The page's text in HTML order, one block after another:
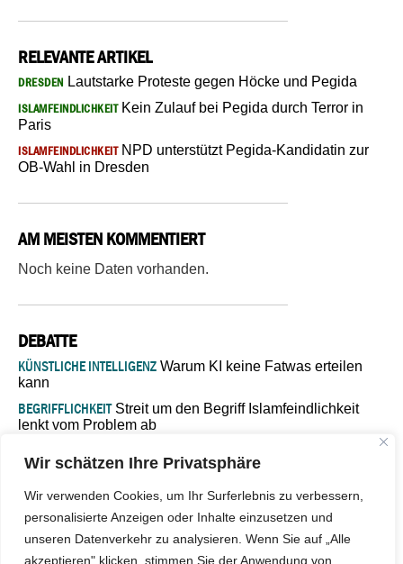
Wir schätzen Ihre Privatsphäre
Wir verwenden Cookies, um Ihr Surferlebnis zu verbessern,
personalisierte Anzeigen oder Inhalte einzusetzen und
unseren Datenverkehr zu analysieren. Wenn Sie auf „Alle
akzeptieren" klicken, stimmen Sie der Anwendung von
RELEVANTE ARTIKEL
DRESDEN Lautstarke Proteste gegen Höcke und Pegida
ISLAMFEINDLICHKEITKein Zulauf bei Pegida durch Terror in
Paris
ISLAMFEINDLICHKEITNPD unterstützt Pegida-Kandidatin zur
OB-Wahl in Dresden
AM MEISTEN KOMMENTIERT
Noch keine Daten vorhanden.
DEBATTE
KÜNSTLICHE INTELLIGENZ Warum KI keine Fatwas erteilen
kann
BEGRIFFLICHKEITStreit um den Begriff Islamfeindlichkeit
lenkt vom Problem ab
Verantwortung bleibt“
ISLAMISCHE FAKULTÄT IN MÜNSTEREine kritische Schwelle für
die deutsche Religionspolitik
GASTBEITRAGWarum die muslimische Welt eine neue